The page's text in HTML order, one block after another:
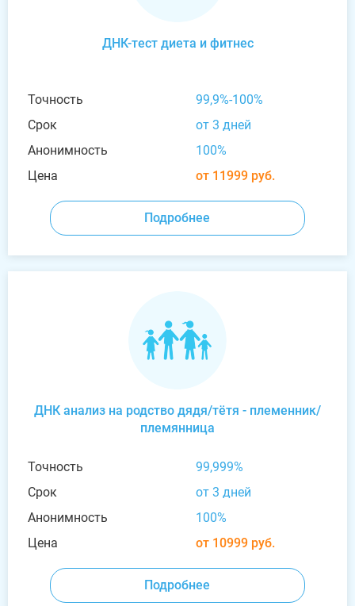
ДНК-тест диета и фитнес
Точность
99,9%-100%
Срок
от 3 дней
Анонимность
100%
Цена
от 11999 руб.
Подробнее
ДНК анализ на родство дядя/тётя - племенник/
племянница
Точность
99,999%
Срок
от 3 дней
Анонимность
100%
Цена
от 10999 руб.
Подробнее